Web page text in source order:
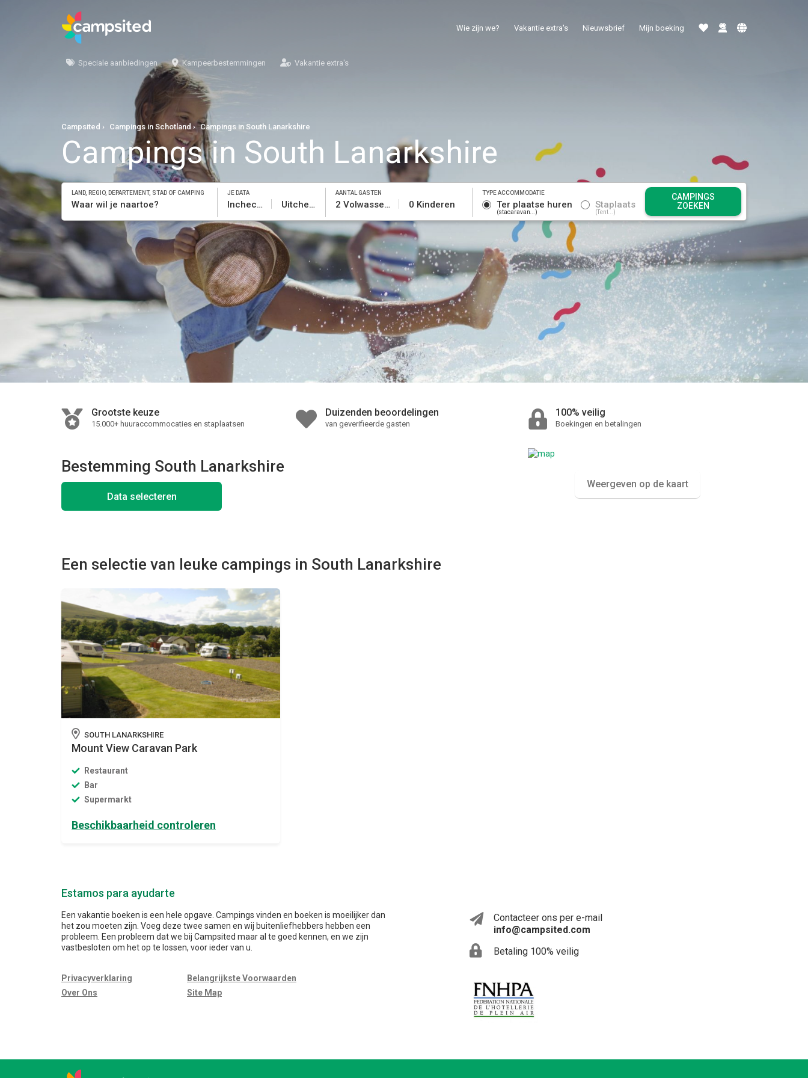
Wie zijn we? Vakantie extra's Nieuwsbrief Mijn boeking
Speciale aanbiedingen Kampeerbestemmingen Vakantie extra's
Campsited Campings in Schotland Campings in South Lanarkshire
Campings in South Lanarkshire
LAND, REGIO, DEPARTEMENT, STAD OF CAMPING JE DATA
Inchecken Uitchecken
AANTAL GASTEN
2 Volwassenen 0 Kinderen
TYPE ACCOMMODATIE
Ter plaatse huren
stacaravan...
Staplaats
Tent...
CAMPINGS
ZOEKEN
Grootste keuze
15.000+ huuraccommocaties en staplaatsen
Duizenden beoordelingen
van geverifieerde gasten
100% veilig
Boekingen en betalingen
Bestemming South Lanarkshire
Data selecteren
Weergeven op de kaart
Een selectie van leuke campings in South Lanarkshire
SOUTH LANARKSHIRE
Mount View Caravan Park
Restaurant
Bar
Supermarkt
Beschikbaarheid controleren
Estamos para ayudarte
Een vakantie boeken is een hele opgave. Campings vinden en boeken is moeilijker dan
het zou moeten zijn. Voeg deze twee samen en wij buitenliefhebbers hebben een
probleem. Een probleem dat we bij Campsited maar al te goed kennen, en we zijn
vastbesloten om het op te lossen, voor ieder van u.
Privacyverklaring
Belangrijkste Voorwaarden
Over Ons
Site Map
Contacteer ons per e-mail
info@campsited.com
Betaling 100% veilig